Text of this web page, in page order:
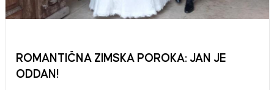
ROMANTIČNA ZIMSKA POROKA: JAN JE
ODDAN!